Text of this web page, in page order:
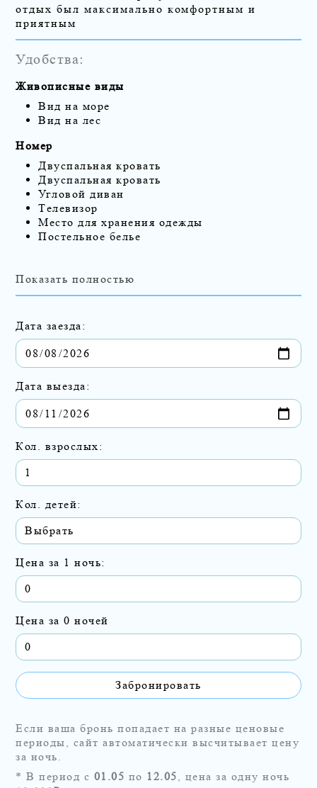
отдых был максимально комфортным и
приятным
Удобства:
Живописные виды
Вид на море
Вид на лес
Номер
Двуспальная кровать
Двуспальная кровать
Угловой диван
Телевизор
Место для хранения одежды
Постельное белье
Показать полностью
Дата заезда:
Дата выезда:
Кол. взрослых:
Кол. детей:
Цена за 1 ночь:
0
Цена за 0 ночей
0
Забронировать
Если ваша бронь попадает на разные ценовые
периоды, сайт автоматически высчитывает цену
за ночь.
* В период с 01.05 по 12.05, цена за одну ночь